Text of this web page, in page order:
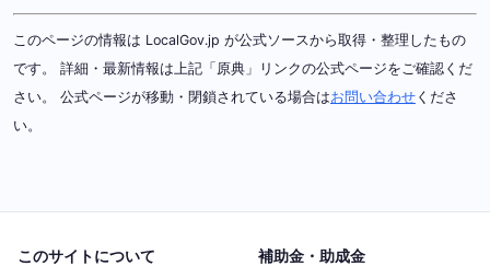
このページの情報は LocalGov.jp が公式ソースから取得・整理したもの
です。 詳細・最新情報は上記「原典」リンクの公式ページをご確認くだ
さい。 公式ページが移動・閉鎖されている場合はお問い合わせ くださ
い。
このサイトについて 補助金・助成金